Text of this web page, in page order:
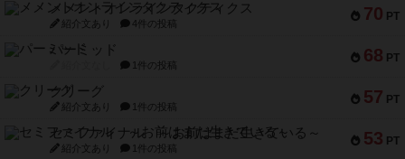
70 PT
メメントオンラインタクティクス
紹介文あり 4件の投稿
68 PT
パーミッド
1件の投稿
57 PT
クリーグ
紹介文あり 1件の投稿
53 PT
セミファイナル ～お前はまだ生きている～
紹介文あり 1件の投稿